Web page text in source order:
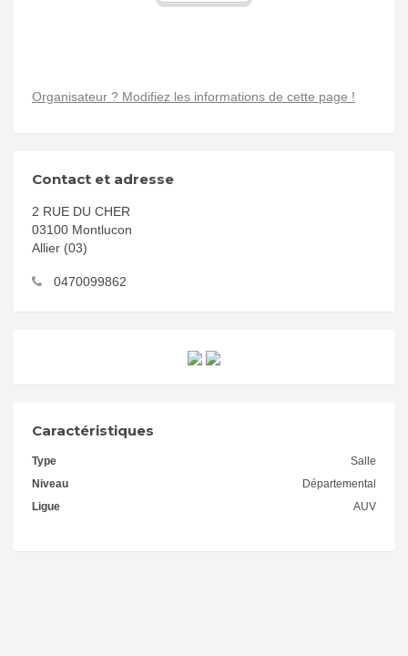
Organisateur ? Modifiez les informations de cette page !
Contact et adresse
2 RUE DU CHER
03100 Montlucon
Allier (03)
0470099862
Caractéristiques
Type
Salle
Niveau
Départemental
Ligue
AUV